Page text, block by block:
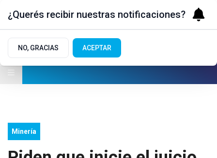
Minería
¿Querés recibir nuestras notificaciones?
NO, GRACIAS ACEPTAR